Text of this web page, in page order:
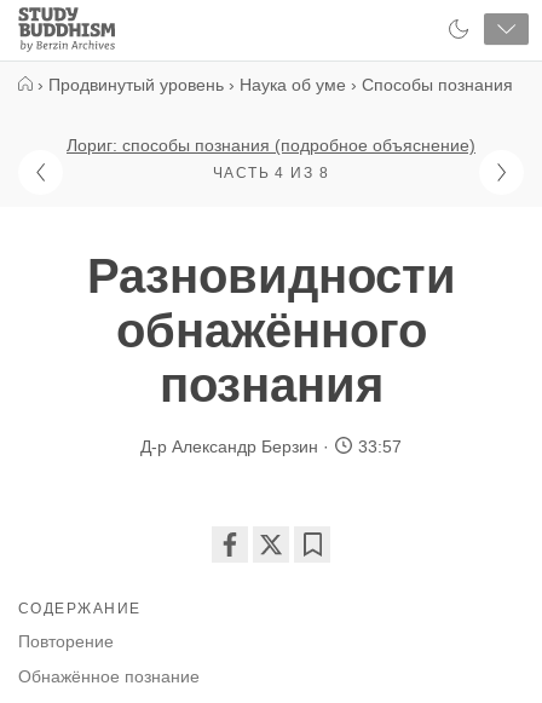
Close
Study
Buddhism
› Продвинутый уровень › Наука об уме › Способы познания
Лориг: способы познания (подробное объяснение)
ЧАСТЬ 4 ИЗ 8
Разновидности
обнажённого
познания
Д-р Александр Берзин 33:57
СОДЕРЖАНИЕ
Повторение
Обнажённое познание